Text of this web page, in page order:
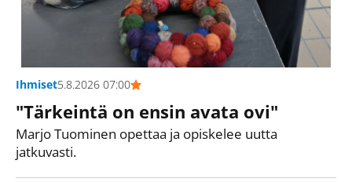
Ihmiset5.8.2026 07:00
"Tärkeintä on ensin avata ovi"
Marjo Tuominen opettaa ja opiskelee uutta
jatkuvasti.